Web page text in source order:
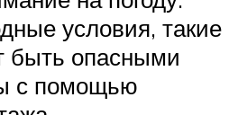
условия, такие
быть опасными
с помощью